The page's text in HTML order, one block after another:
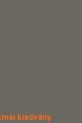
kiadvány.